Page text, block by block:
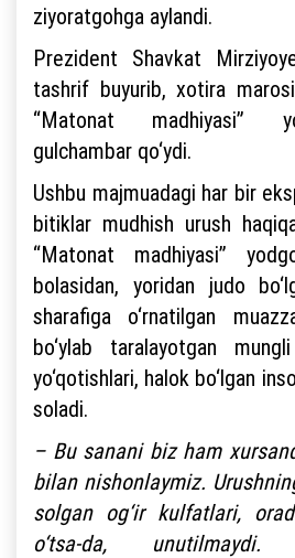
ziyoratgohga aylandi.
Prezident Shavkat
tashrif buyurib, xotira
“Matonat madhiyasi”
gulchambar qo‘ydi.
Ushbu majmuadagi har bir
bitiklar mudhish urush
“Matonat madhiyasi”
bolasidan, yoridan judo
sharafiga o‘rnatilgan
bo‘ylab taralayotgan
yo‘qotishlari, halok bo‘lgan
soladi.
– Bu sanani biz ham
bilan nishonlaymiz.
solgan og‘ir kulfatlari,
o‘tsa-da,